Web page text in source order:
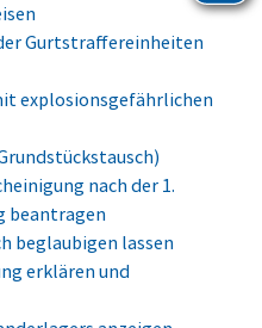
Gurtstraffereinheiten
explosionsgefährlichen
nach der 1.
beantragen
beglaubigen lassen
erklären und